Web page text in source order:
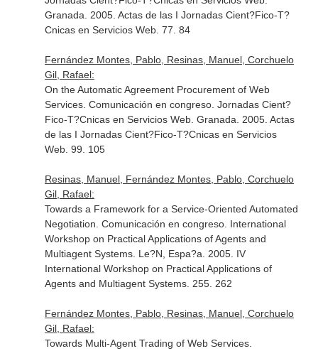
Granada. 2005. Actas de las I Jornadas Cient?Fico-T?
Cnicas en Servicios Web. 77. 84
Fernández Montes, Pablo, Resinas, Manuel, Corchuelo
Gil, Rafael:
On the Automatic Agreement Procurement of Web
Services. Comunicación en congreso. Jornadas Cient?
Fico-T?Cnicas en Servicios Web. Granada. 2005. Actas
de las I Jornadas Cient?Fico-T?Cnicas en Servicios
Web. 99. 105
Resinas, Manuel, Fernández Montes, Pablo, Corchuelo
Gil, Rafael:
Towards a Framework for a Service-Oriented Automated
Negotiation. Comunicación en congreso. International
Workshop on Practical Applications of Agents and
Multiagent Systems. Le?N, Espa?a. 2005. IV
International Workshop on Practical Applications of
Agents and Multiagent Systems. 255. 262
Fernández Montes, Pablo, Resinas, Manuel, Corchuelo
Gil, Rafael:
Towards Multi-Agent Trading of Web Services.